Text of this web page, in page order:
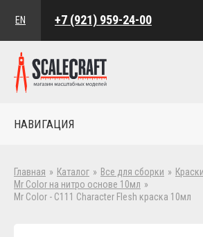
EN +7 (921) 959-24-00
НАВИГАЦИЯ
Главная » Каталог » Все для сборки » Краски
Mr Color на нитро основе 10мл »
Mr Color - C111 Character Flesh краска 10мл